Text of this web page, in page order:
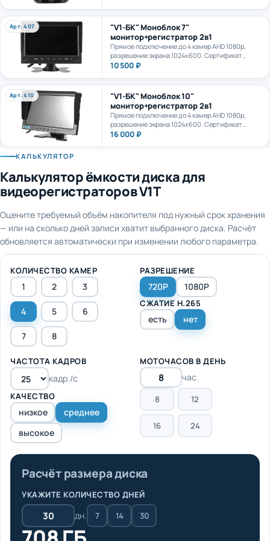
microSD до 1Тб.
Арт. 407
"V1-БК" Моноблок 7"
монитор+регистратор 2в1
Прямое подключение до 4 камер AHD 1080p,
разрешение экрана 1024х600. Сертификат
ПП969.
10 500 ₽
Арт. 410
"V1-БК" Моноблок 10"
монитор+регистратор 2в1
Прямое подключение до 4 камер AHD 1080p,
разрешение экрана 1024х600. Сертификат
ПП969.
16 000 ₽
КАЛЬКУЛЯТОР
Калькулятор ёмкости диска для
видеорегистраторов V1T
— или на сколько дней записи хватит выбранного диска. Расчёт
обновляется автоматически при изменении любого параметра.
1 2 3
4 5 6
7 8
720P 1080P
СЖАТИЕ H.265
есть нет
КАЧЕСТВО
низкое
среднее
высокое
Расчёт размера диска
7 14 30
708 ГБ